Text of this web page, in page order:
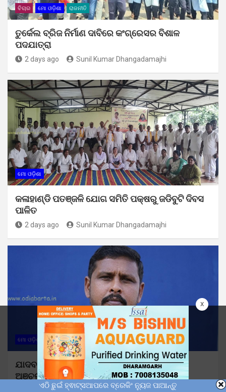
x
ବିଚାର ମୋ ଓଡ଼ିଶା ରାଜନୀତି
ତୁର୍କେଲ ବ୍ରିଜ ନିର୍ମାଣ ଦାବିରେ କଂଗ୍ରେସର ବିଶାଳ
ପଦଯାତ୍ରା
2 days ago Sunil Kumar Dhangadamajhi
ମୋ ଓଡ଼ିଶା
କଳାହାଣ୍ଡି ପତଞ୍ଜଳି ଯୋଗ ସମିତି ପକ୍ଷରୁ ଜଡିବୁଟି ଦିବସ
ପାଳିତ
2 days ago Sunil Kumar Dhangadamajhi
ମୋ ଓଡ଼ିଶା
ଯାଦବ ନେତୃତ୍ୱ ଲିଙ୍ଗରାଜ ପୋଢଙ୍କ ଦେହାନ୍ତ :
ଅଞ୍ଚଳରେ ଶୋକର ଛାୟା
3 days ago Sunil Kumar Dhangadamajhi
ଏଠି ଛୁଇଁ ହ୍ଵାଟ୍ସଆପରେ ବ୍ରେକିଂ ନ୍ୟୁଜ ପାଆନ୍ତୁ